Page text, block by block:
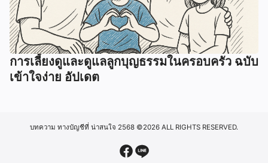
การเลี้ยงดูและดูแลลูกบุญธรรมในครอบครัว ฉบับ
เข้าใจง่าย อัปเดต
บทความ ทางบัญชีที่ น่าสนใจ 2568 ©2026 ALL RIGHTS RESERVED.